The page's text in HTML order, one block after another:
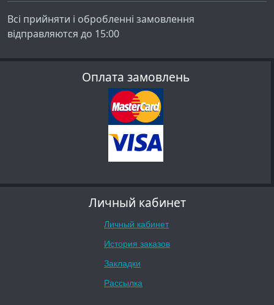
Всі прийняти і обробленні замовлення
відправляются до 15:00
Оплата замовлень
Личный кабинет
Личный кабинет
История заказов
Закладки
Рассылка